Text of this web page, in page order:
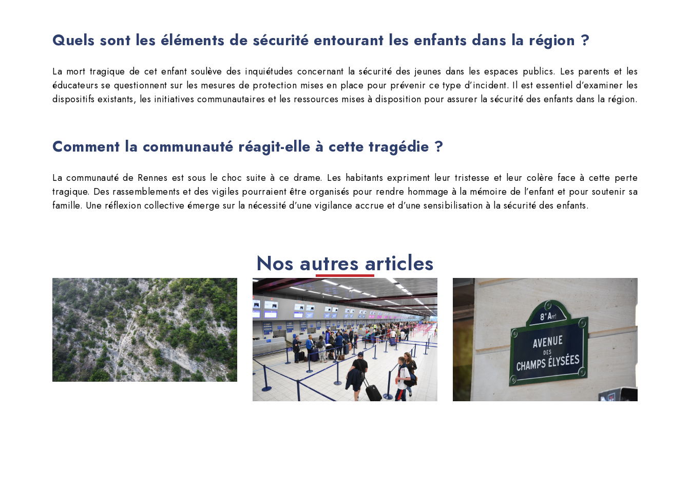
Quels sont les éléments de sécurité entourant les enfants dans la région ?
La mort tragique de cet enfant soulève des inquiétudes concernant la sécurité des jeunes dans les espaces publics. Les parents et les
éducateurs se questionnent sur les mesures de protection mises en place pour prévenir ce type d’incident. Il est essentiel d’examiner les
dispositifs existants, les initiatives communautaires et les ressources mises à disposition pour assurer la sécurité des enfants dans la région.
Comment la communauté réagit-elle à cette tragédie ?
La communauté de Rennes est sous le choc suite à ce drame. Les habitants expriment leur tristesse et leur colère face à cette perte
tragique. Des rassemblements et des vigiles pourraient être organisés pour rendre hommage à la mémoire de l’enfant et pour soutenir sa
famille. Une réflexion collective émerge sur la nécessité d’une vigilance accrue et d’une sensibilisation à la sécurité des enfants.
Nos autres articles